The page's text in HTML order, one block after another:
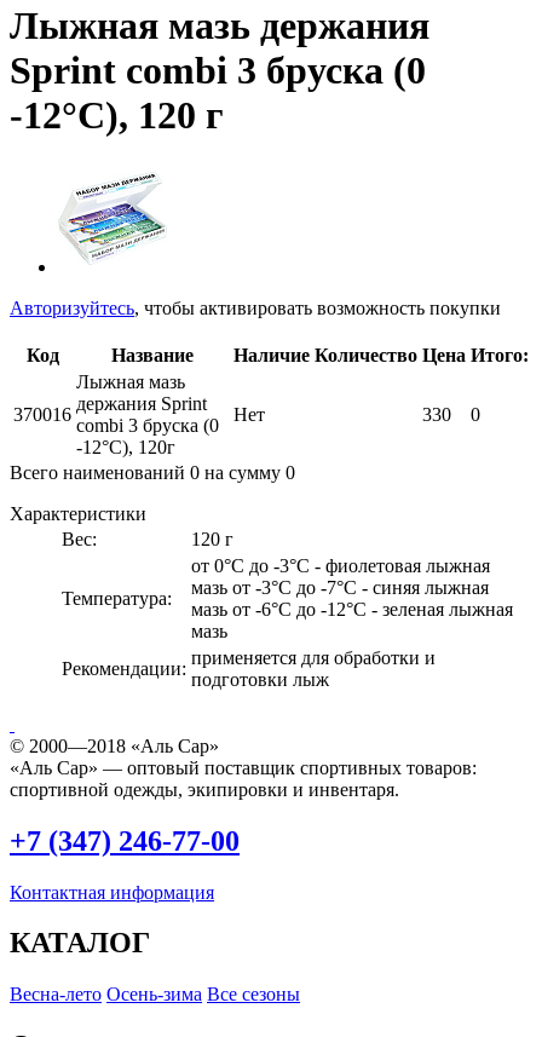
Лыжная мазь держания
Sprint combi 3 бруска (0
-12°C), 120 г
Авторизуйтесь, чтобы активировать возможность покупки
Код Название Наличие Количество Цена Итого:
370016
Лыжная мазь
держания Sprint
combi 3 бруска (0
-12°C), 120г
Нет 330 0
Всего наименований 0 на сумму 0
Характеристики
Вес:
120 г
Температура:
от 0°С до -3°С - фиолетовая лыжная
мазь от -3°С до -7°С - синяя лыжная
мазь от -6°С до -12°С - зеленая лыжная
мазь
Рекомендации:
применяется для обработки и
подготовки лыж
© 2000—2018 «Аль Сар»
«Аль Сар» — оптовый поставщик спортивных товаров:
спортивной одежды, экипировки и инвентаря.
+7 (347) 246-77-00
Контактная информация
КАТАЛОГ
Весна-лето Осень-зима Все сезоны